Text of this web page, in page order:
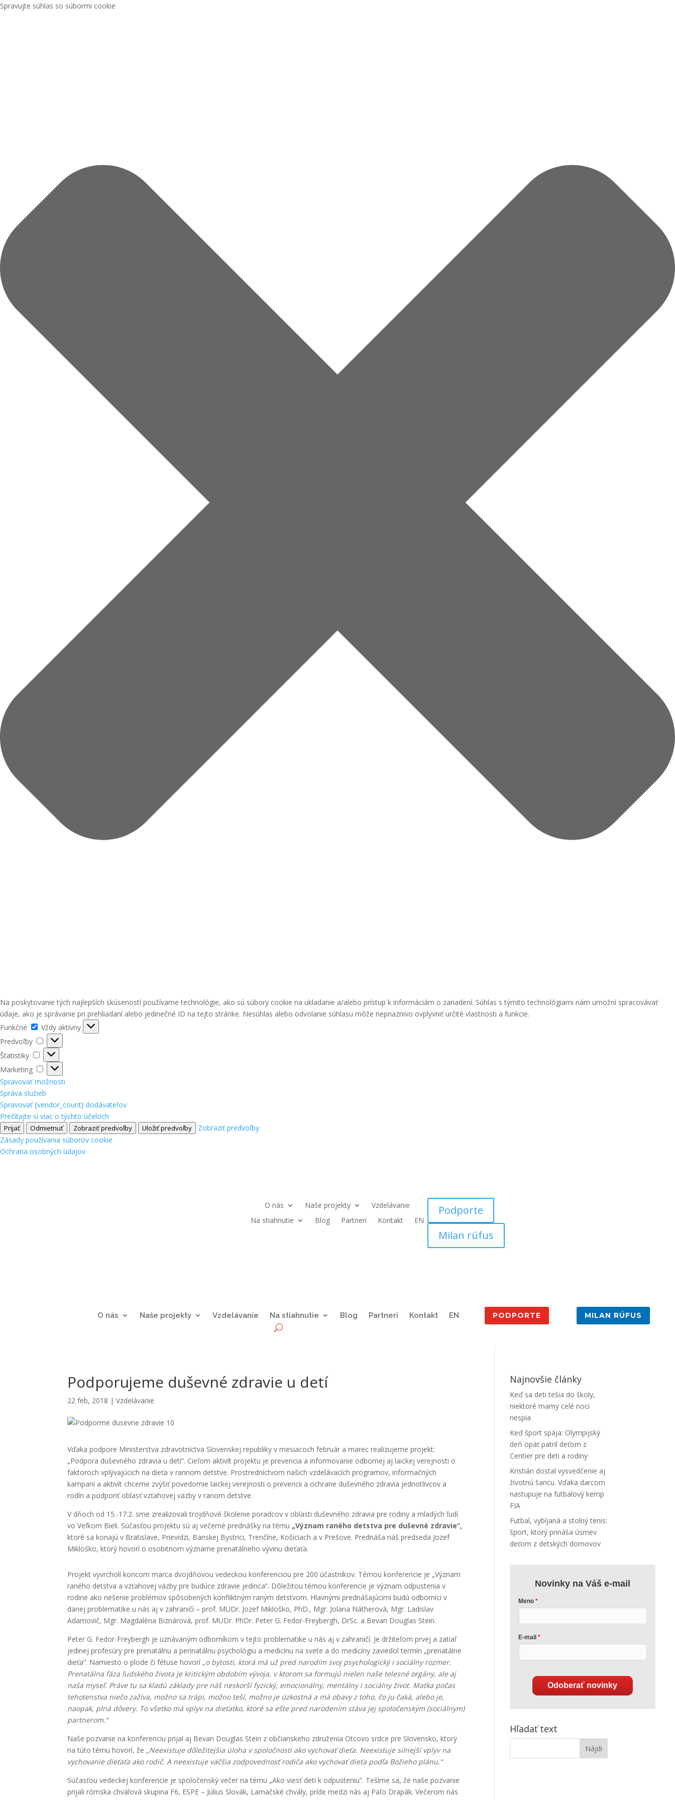
Spravujte súhlas so súbormi cookie
Na poskytovanie tých najlepších skúseností používame technológie, ako sú súbory cookie na ukladanie a/alebo prístup k informáciám o zariadení. Súhlas s týmito technológiami nám umožní spracovávať
údaje, ako je správanie pri prehliadaní alebo jedinečné ID na tejto stránke. Nesúhlas alebo odvolanie súhlasu môže nepriaznivo ovplyvniť určité vlastnosti a funkcie.
Funkčné
Funkčné
Vždy aktívny
Predvoľby
Predvoľby
Štatistiky
Štatistiky
Marketing
Marketing
Spravovať možnosti
Správa služieb
Spravovať {vendor_count} dodávateľov
Prečítajte si viac o týchto účeloch
Prijať Odmietnuť Zobraziť predvoľby Uložiť predvoľby
Zobraziť predvoľby
Zásady používania súborov cookie
Ochrana osobných údajov
O nás Naše projekty
Vzdelávanie
Na stiahnutie
Blog Partneri Kontakt EN
Podporte
Milan rúfus
O nás Naše projekty Vzdelávanie Na stiahnutie Blog Partneri Kontakt EN PODPORTE MILAN RÚFUS
Podporujeme duševné zdravie u detí
22 feb, 2018 |Vzdelávanie
Vďaka podpore Ministerstva zdravotníctva Slovenskej republiky v mesiacoch február a marec realizujeme projekt:
„Podpora duševného zdravia u detí“. Cieľom aktivít projektu je prevencia a informovanie odbornej aj laickej verejnosti o
faktoroch vplývajúcich na dieťa v rannom detstve. Prostredníctvom našich vzdelávacích programov, informačných
kampaní a aktivít chceme zvýšiť povedomie laickej verejnosti o prevencii a ochrane duševného zdravia jednotlivcov a
rodín a podporiť oblasť vzťahovej väzby v ranom detstve.
V dňoch od 15.-17.2. sme zrealizovali trojdňové školenie poradcov v oblasti duševného zdravia pre rodiny a mladých ľudí
vo Veľkom Bieli. Súčasťou projektu sú aj večerné prednášky na tému „Význam raného detstva pre duševné zdravie“,
ktoré sa konajú v Bratislave, Prievidzi, Banskej Bystrici, Trenčíne, Košiciach a v Prešove. Prednáša náš predseda Jozef
Mikloško, ktorý hovorí o osobitnom význame prenatálneho vývinu dieťaťa.
Projekt vyvrcholí koncom marca dvojdňovou vedeckou konferenciou pre 200 účastníkov. Témou konferencie je „Význam
raného detstva a vzťahovej väzby pre budúce zdravie jedinca“. Dôležitou témou konferencie je význam odpustenia v
rodine ako riešenie problémov spôsobených konfliktným raným detstvom. Hlavnými prednášajúcimi budú odborníci v
danej problematike u nás aj v zahraničí – prof. MUDr. Jozef Mikloško, PhD., Mgr. Jolana Nátherová, Mgr. Ladislav
Adamovič, Mgr. Magdaléna Biznárová, prof. MUDr. PhDr. Peter G. Fedor-Freybergh, DrSc. a Bevan Douglas Stein.
Peter G. Fedor-Freybergh je uznávaným odborníkom v tejto problematike u nás aj v zahraničí. Je držiteľom prvej a zatiaľ
jedinej profesúry pre prenatálnu a perinatálnu psychológiu a medicínu na svete a do medicíny zaviedol termín „prenatálne
dieťa“. Namiesto o plode či fétuse hovorí „o bytosti, ktorá má už pred narodím svoj psychologický i sociálny rozmer.
Prenatálna fáza ľudského života je kritickým obdobím vývoja, v ktorom sa formujú nielen naše telesné orgány, ale aj
naša myseľ. Práve tu sa kladú základy pre náš neskorší fyzický, emocionálny, mentálny i sociálny život. Matka počas
tehotenstva niečo zažíva, možno sa trápi, možno teší, možno je úzkostná a má obavy z toho, čo ju čaká, alebo je,
naopak, plná dôvery. To všetko má vplyv na dieťatko, ktoré sa ešte pred narodením stáva jej spoločenským (sociálnym)
partnerom.“
Naše pozvanie na konferenciu prijal aj Bevan Douglas Stein z občianskeho združenia Otcovo srdce pre Slovensko, ktorý
na túto tému hovorí, že „Neexistuje dôležitejšia úloha v spoločnosti ako vychovať dieťa. Neexistuje silnejší vplyv na
vychovanie dieťaťa ako rodič. A neexistuje väčšia zodpovednosť rodiča ako vychovať dieťa podľa Božieho plánu.“
Súčasťou vedeckej konferencie je spoločenský večer na tému „Ako viesť deti k odpusteniu“. Tešíme sa, že naše pozvanie
prijali rómska chválová skupina F6, ESPE – Július Slovák, Lamačské chvály, príde medzi nás aj Paľo Drapák. Večerom nás
Najnovšie články
Keď sa deti tešia do školy,
niektoré mamy celé noci
nespia
Keď šport spája: Olympijský
deň opäť patril deťom z
Centier pre deti a rodiny
Kristián dostal vysvedčenie aj
životnú šancu. Vďaka darcom
nastupuje na futbalový kemp
FIA
Futbal, vybíjaná a stolný tenis:
šport, ktorý prináša úsmev
deťom z detských domovov
Novinky na Váš e-mail
Meno
E-mail
Odoberať novinky
Hľadať text